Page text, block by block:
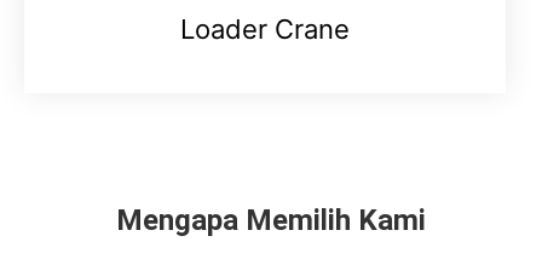
Loader Crane
Mengapa Memilih Kami